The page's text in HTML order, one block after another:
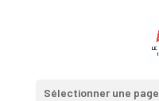
Sélectionner une page